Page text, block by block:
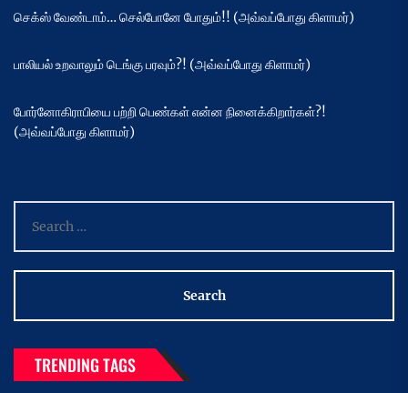
செக்ஸ் வேண்டாம்… செல்போனே போதும்!! (அவ்வப்போது கிளாமர்)
பாலியல் உறவாலும் டெங்கு பரவும்?! (அவ்வப்போது கிளாமர்)
போர்னோகிராபியை பற்றி பெண்கள் என்ன நினைக்கிறார்கள்?!
(அவ்வப்போது கிளாமர்)
for:
TRENDING TAGS